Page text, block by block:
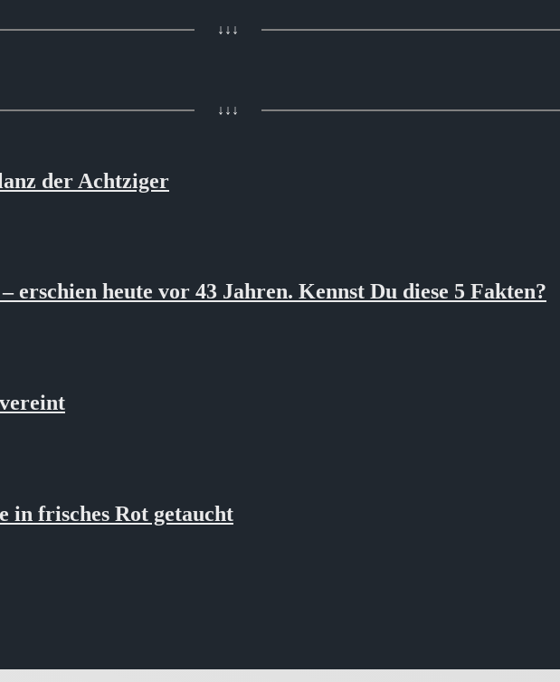
↓↓↓
↓↓↓
der Achtziger
heute vor 43 Jahren. Kennst Du diese 5 Fakten?
in frisches Rot getaucht